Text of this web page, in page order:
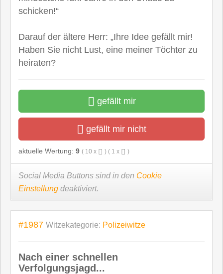
schicken!“
Darauf der ältere Herr: „Ihre Idee gefällt mir!
Haben Sie nicht Lust, eine meiner Töchter zu
heiraten?
gefällt mir
gefällt mir nicht
aktuelle Wertung: 9 ( 10 x ) ( 1 x )
Social Media Buttons sind in den Cookie
Einstellung deaktiviert.
#1987 Witzekategorie: Polizeiwitze
Nach einer schnellen
Verfolgungsjagd...